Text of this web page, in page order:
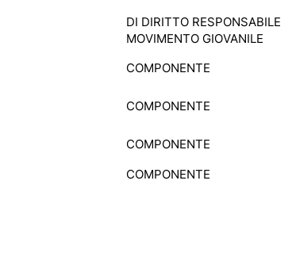
DI DIRITTO RESPONSABILE
MOVIMENTO GIOVANILE
COMPONENTE
COMPONENTE
COMPONENTE
COMPONENTE